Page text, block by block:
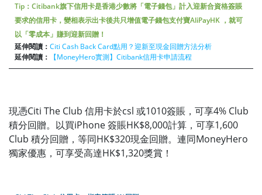
Tip：Citibank旗下信用卡是香港少數將「電子錢包」計入迎新合資格簽賬
要求的信用卡，變相表示出卡後共只增值電子錢包支付寶AliPayHK ，就可
以「零成本」賺到迎新回贈！
延伸閱讀： Citi Cash Back Card點用？迎新至現金回贈方法分析
延伸閱讀：
【MoneyHero實測】Citibank信用卡申請流程
現憑Citi The Club 信用卡於csl 或1010簽賬，可享4% Club
積分回贈。以買iPhone 簽賬HK$8,000計算，可享1,600
Club 積分回贈，等同HK$320現金回贈。連同MoneyHero
獨家優惠，可享受高達HK$1,320獎賞！